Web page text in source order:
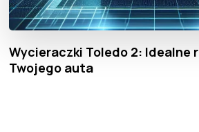
Wycieraczki Toledo 2: Idealne
Twojego auta